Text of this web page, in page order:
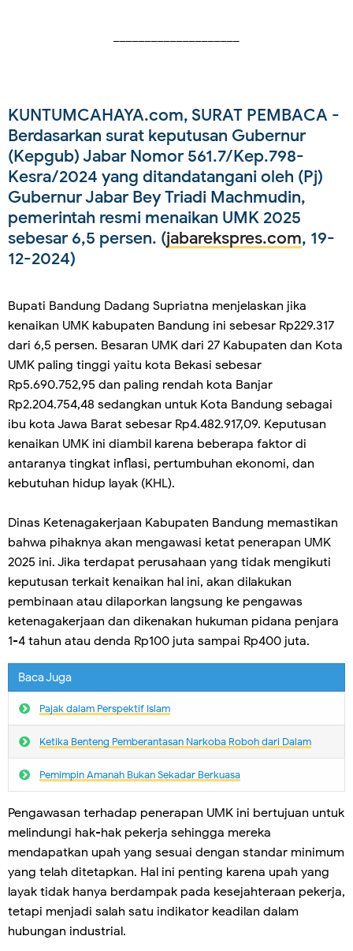
KUNTUMCAHAYA.com, SURAT PEMBACA -
Berdasarkan surat keputusan Gubernur
(Kepgub) Jabar Nomor 561.7/Kep.798-
Kesra/2024 yang ditandatangani oleh (Pj)
Gubernur Jabar Bey Triadi Machmudin,
pemerintah resmi menaikan UMK 2025
sebesar 6,5 persen. (jabarekspres.com, 19-
12-2024)
Bupati Bandung Dadang Supriatna menjelaskan jika
kenaikan UMK kabupaten Bandung ini sebesar Rp229.317
dari 6,5 persen. Besaran UMK dari 27 Kabupaten dan Kota
UMK paling tinggi yaitu kota Bekasi sebesar
Rp5.690.752,95 dan paling rendah kota Banjar
Rp2.204.754,48 sedangkan untuk Kota Bandung sebagai
ibu kota Jawa Barat sebesar Rp4.482.917,09. Keputusan
kenaikan UMK ini diambil karena beberapa faktor di
antaranya tingkat inflasi, pertumbuhan ekonomi, dan
kebutuhan hidup layak (KHL).
Dinas Ketenagakerjaan Kabupaten Bandung memastikan
bahwa pihaknya akan mengawasi ketat penerapan UMK
2025 ini. Jika terdapat perusahaan yang tidak mengikuti
keputusan terkait kenaikan hal ini, akan dilakukan
pembinaan atau dilaporkan langsung ke pengawas
ketenagakerjaan dan dikenakan hukuman pidana penjara
1-4 tahun atau denda Rp100 juta sampai Rp400 juta.
Baca Juga
Pajak dalam Perspektif Islam
Ketika Benteng Pemberantasan Narkoba Roboh dari Dalam
Pemimpin Amanah Bukan Sekadar Berkuasa
Pengawasan terhadap penerapan UMK ini bertujuan untuk
melindungi hak-hak pekerja sehingga mereka
mendapatkan upah yang sesuai dengan standar minimum
yang telah ditetapkan. Hal ini penting karena upah yang
layak tidak hanya berdampak pada kesejahteraan pekerja,
tetapi menjadi salah satu indikator keadilan dalam
hubungan industrial.